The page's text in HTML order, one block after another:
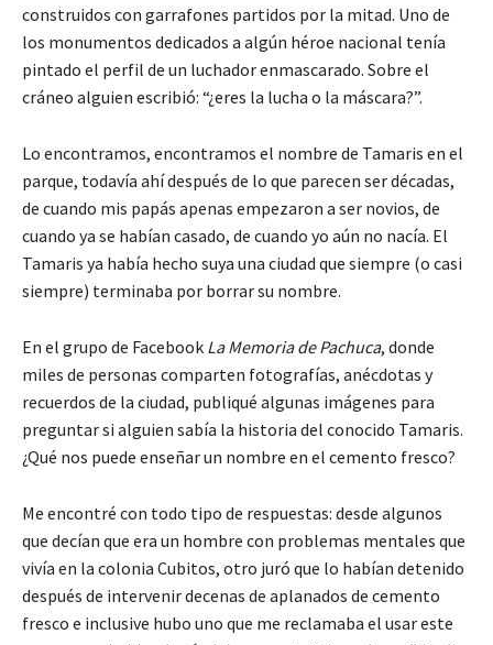
construidos con garrafones partidos por la mitad. Uno de
los monumentos dedicados a algún héroe nacional tenía
pintado el perfil de un luchador enmascarado. Sobre el
cráneo alguien escribió: “¿eres la lucha o la máscara?”.
Lo encontramos, encontramos el nombre de Tamaris en el
parque, todavía ahí después de lo que parecen ser décadas,
de cuando mis papás apenas empezaron a ser novios, de
cuando ya se habían casado, de cuando yo aún no nacía. El
Tamaris ya había hecho suya una ciudad que siempre (o casi
siempre) terminaba por borrar su nombre.
En el grupo de Facebook La Memoria de Pachuca, donde
miles de personas comparten fotografías, anécdotas y
recuerdos de la ciudad, publiqué algunas imágenes para
preguntar si alguien sabía la historia del conocido Tamaris.
¿Qué nos puede enseñar un nombre en el cemento fresco?
Me encontré con todo tipo de respuestas: desde algunos
que decían que era un hombre con problemas mentales que
vivía en la colonia Cubitos, otro juró que lo habían detenido
después de intervenir decenas de aplanados de cemento
fresco e inclusive hubo uno que me reclamaba el usar este